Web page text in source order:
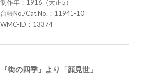
制作年：1916（大正5）
台帳No./Cat.No.：11941-10
WMC-ID：13374
『街の四季』より「顔見世」